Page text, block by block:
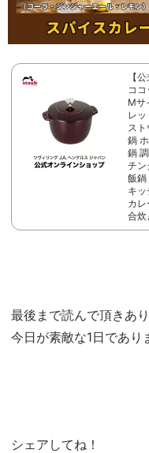
【
コ
Mサ
レッ
ス
鍋
鍋
チン
飯鍋
キ
カ
合炊
最後まで読んで頂きあ
今日が素敵な1日であり
シェアしてね！